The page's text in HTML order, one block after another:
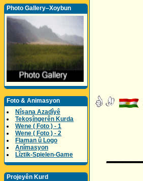
Photo Gallery–Xoybun
Foto & Animasyon
Nîşana Azadîyê
Tekoşîngerên Kurda
Wene ( Foto ) - 1
Wene ( Foto ) - 2
Flaman û Logo
Anîmasyon
Lîztik-Spielen-Game
Projeyên Kurd